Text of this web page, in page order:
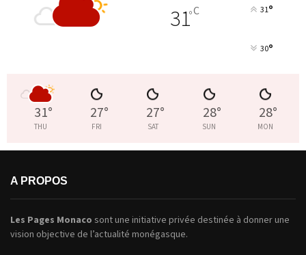
31°C 31°
30°
31°
THU
27°
FRI
27°
SAT
28°
SUN
28°
MON
A PROPOS
Les Pages Monaco sont une initiative privée destinée à donner une
vision objective de l’actualité monégasque.